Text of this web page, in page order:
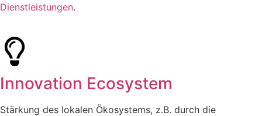
Dienstleistungen.
Innovation Ecosystem
Stärkung des lokalen Ökosystems, z.B. durch die